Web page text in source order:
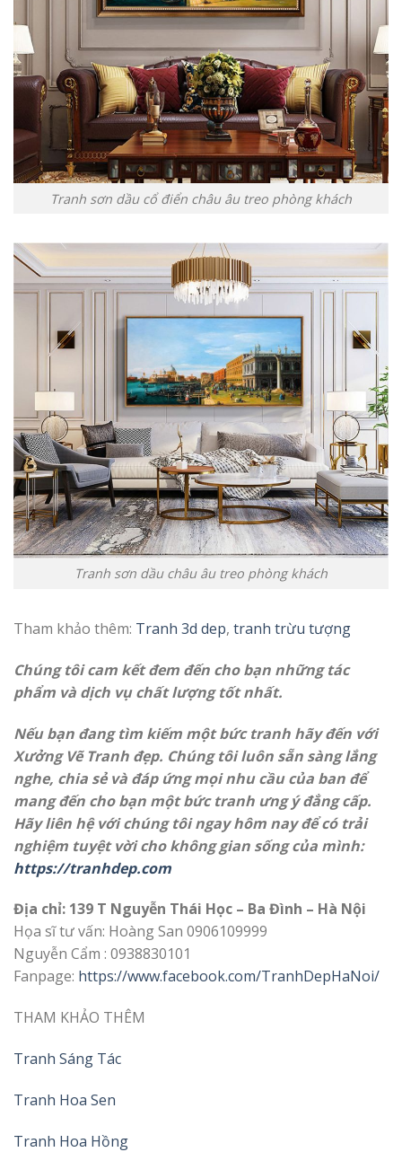
Tranh sơn dầu cổ điển châu âu treo phòng khách
Tranh sơn dầu châu âu treo phòng khách
Tham khảo thêm: Tranh 3d dep, tranh trừu tượng
Chúng tôi cam kết đem đến cho bạn những tác
phẩm và dịch vụ chất lượng tốt nhất.
Nếu bạn đang tìm kiếm một bức tranh hãy đến với
Xưởng Vẽ Tranh đẹp. Chúng tôi luôn sẵn sàng lắng
nghe, chia sẻ và đáp ứng mọi nhu cầu của ban để
mang đến cho bạn một bức tranh ưng ý đẳng cấp.
Hãy liên hệ với chúng tôi ngay hôm nay để có trải
nghiệm tuyệt vời cho không gian sống của mình:
https://tranhdep.com
Địa chỉ: 139 T Nguyễn Thái Học – Ba Đình – Hà Nội
Họa sĩ tư vấn: Hoàng San 0906109999
Nguyễn Cẩm : 0938830101
Fanpage: https://www.facebook.com/TranhDepHaNoi/
THAM KHẢO THÊM
Tranh Sáng Tác
Tranh Hoa Sen
Tranh Hoa Hồng